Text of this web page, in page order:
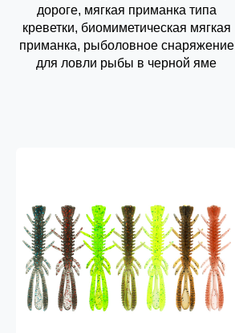
дороге, мягкая приманка типа
креветки, биомиметическая мягкая
приманка, рыболовное снаряжение
для ловли рыбы в черной яме